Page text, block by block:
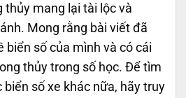
thủy mang lại tài lộc và
Mong rằng bài viết đã
biển số của mình và có cái
thủy trong số học. Để tìm
biển số xe khác nữa, hãy truy